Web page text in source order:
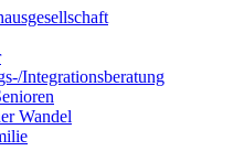
Integrationsberatung
Wandel